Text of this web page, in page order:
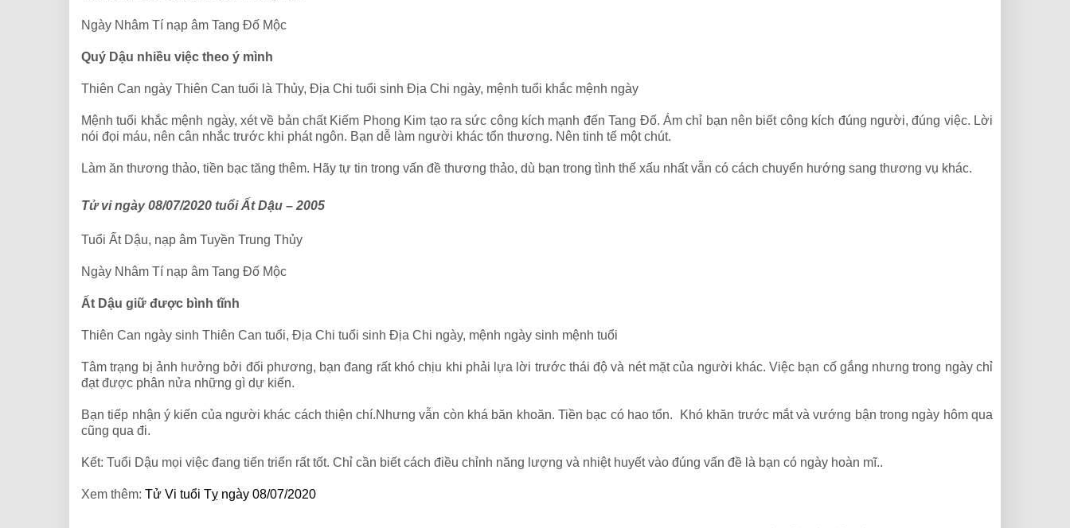
Ngày Nhâm Tí nạp âm Tang Đố Mộc
Quý Dậu nhiều việc theo ý mình
Thiên Can ngày Thiên Can tuổi là Thủy, Địa Chi tuổi sinh Địa Chi ngày, mệnh tuổi khắc mệnh ngày
Mệnh tuổi khắc mệnh ngày, xét về bản chất Kiếm Phong Kim tạo ra sức công kích mạnh đến Tang Đố. Ám chỉ bạn nên biết công kích đúng người, đúng việc. Lời
nói đọi máu, nên cân nhắc trước khi phát ngôn. Bạn dễ làm người khác tổn thương. Nên tinh tế một chút.
Làm ăn thương thảo, tiền bạc tăng thêm. Hãy tự tin trong vấn đề thương thảo, dù bạn trong tình thế xấu nhất vẫn có cách chuyển hướng sang thương vụ khác.
Tử vi ngày 08/07/2020 tuổi Ất Dậu – 2005
Tuổi Ất Dậu, nạp âm Tuyền Trung Thủy
Ngày Nhâm Tí nạp âm Tang Đố Mộc
Ất Dậu giữ được bình tĩnh
Thiên Can ngày sinh Thiên Can tuổi, Địa Chi tuổi sinh Địa Chi ngày, mệnh ngày sinh mệnh tuổi
Tâm trạng bị ảnh hưởng bởi đối phương, bạn đang rất khó chịu khi phải lựa lời trước thái độ và nét mặt của người khác. Việc bạn cố gắng nhưng trong ngày chỉ
đạt được phân nửa những gì dự kiến.
Bạn tiếp nhận ý kiến của người khác cách thiện chí.Nhưng vẫn còn khá băn khoăn. Tiền bạc có hao tổn. Khó khăn trước mắt và vướng bận trong ngày hôm qua
cũng qua đi.
Kết: Tuổi Dậu mọi việc đang tiến triển rất tốt. Chỉ cần biết cách điều chỉnh năng lượng và nhiệt huyết vào đúng vấn đề là bạn có ngày hoàn mĩ..
Xem thêm: Tử Vi tuổi Tỵ ngày 08/07/2020